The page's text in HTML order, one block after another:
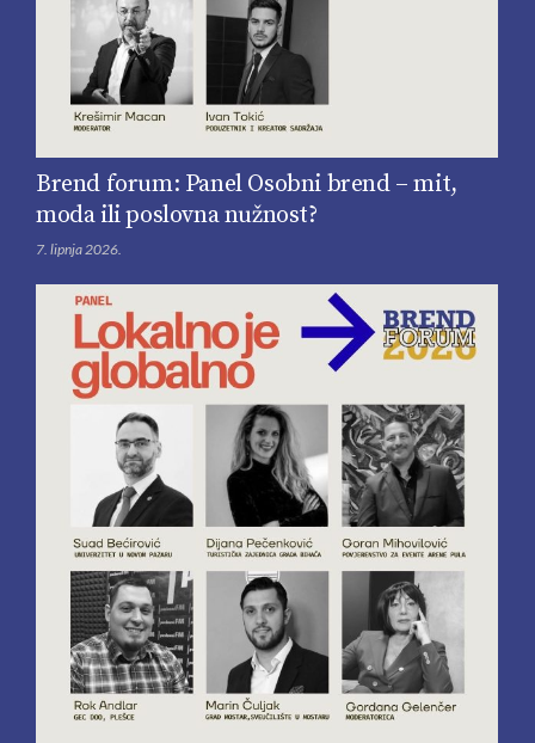
Brend forum: Panel Osobni brend – mit,
moda ili poslovna nužnost?
7. lipnja 2026.